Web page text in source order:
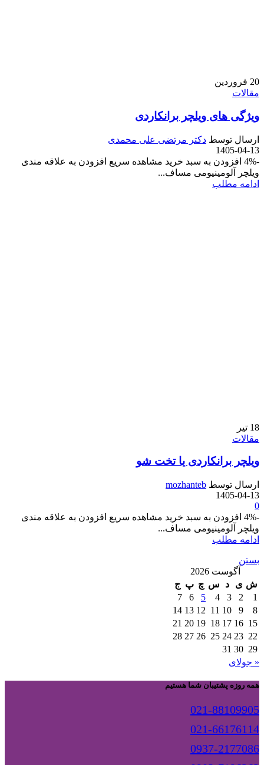
20 فروردین
مقالات
ویژگی های ویلچر برانکاردی
ارسال توسط دکتر مرتضی علی محمدی
1405-04-13
-4% افزودن به سبد خرید مشاهده سریع افزودن به علاقه مندی
ویلچر آلومینیومی مساف...
ادامه مطلب
18 تیر
مقالات
ویلچر برانکاردی یا تخت شو
ارسال توسط mozhanteb
1405-04-13
0
-4% افزودن به سبد خرید مشاهده سریع افزودن به علاقه مندی
ویلچر آلومینیومی مساف...
ادامه مطلب
بستن
آگوست 2026
ش ی د س چ پ ج
1
2
3
4
5
6
7
8
9
10
11
12
13
14
15
16
17
18
19
20
21
22
23
24
25
26
27
28
29
30
31
« جولای
همه روزه پشتیبان شما هستیم
021-88109905
021-66176114
0937-2177086